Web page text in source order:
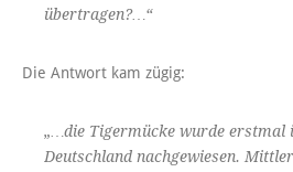
übertragen?…“
Die Antwort kam zügig:
„…die Tigermücke wurde erstmal
Deutschland nachgewiesen.